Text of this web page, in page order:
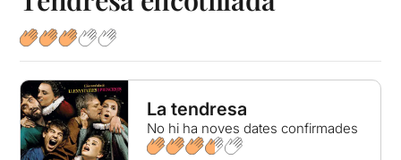
La tendresa
No hi ha noves dates confirmades